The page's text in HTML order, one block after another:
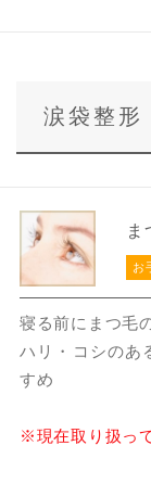
涙袋整形
ま
お
寝る前にまつ毛
ハリ・コシのあ
すめ
※現在取り扱っ